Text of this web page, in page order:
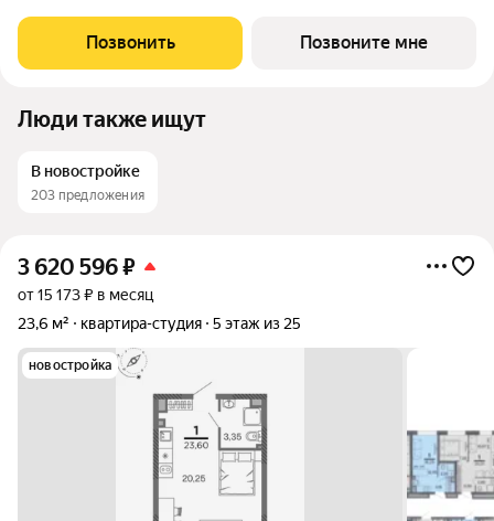
небольших студий, в которых можно начать свою
студенческую самостоятельную жизнь до
Позвонить Позвоните мне
Люди также ищут
В новостройке
203 предложения
3 620 596₽
от 15 173 ₽ в месяц
23,6 м²
квартира-студия 5 этаж из 25
новостройка